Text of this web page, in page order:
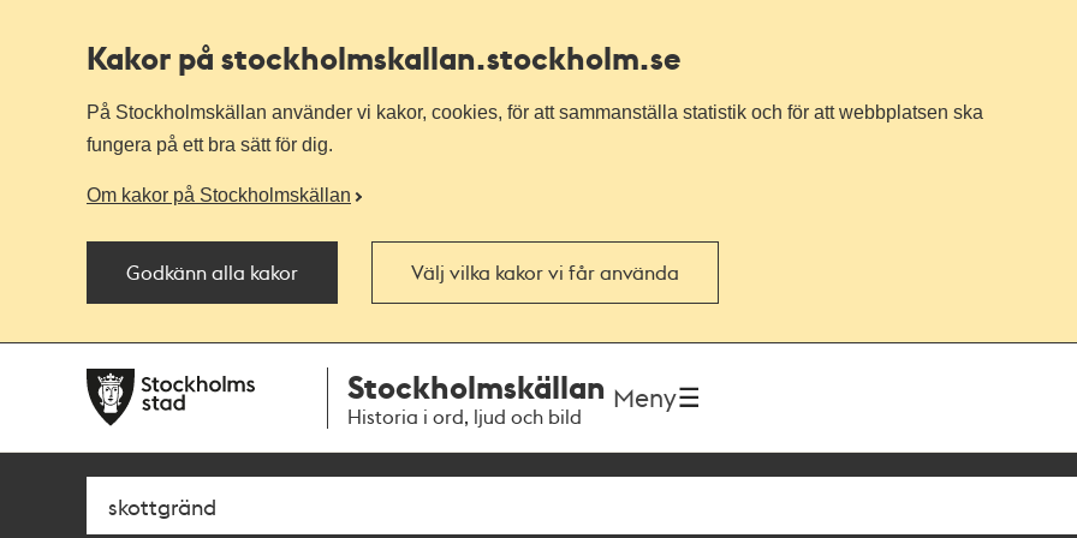
Kakor på stockholmskallan.stockholm.se
På Stockholmskällan använder vi kakor, cookies, för att sammanställa statistik och för att webbplatsen ska
fungera på ett bra sätt för dig.
Om kakor på Stockholmskällan
Godkänn alla kakor Välj vilka kakor vi får använda
navigationen
huvudinnehållet
Stockholmskällan
Historia i ord, ljud och bild
Meny
Sök